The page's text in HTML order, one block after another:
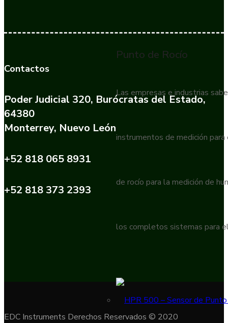
Punto de Rocío
Las empresas e industrias
instrumentos de medición
de rocío para la medición de
los completos sistemas para
Contactos
Poder Judicial 320, Burócratas del Estado,
64380
Monterrey, Nuevo León
+52 818 065 8931
+52 818 373 2393
EDC Instruments Derechos Reservados © 2020